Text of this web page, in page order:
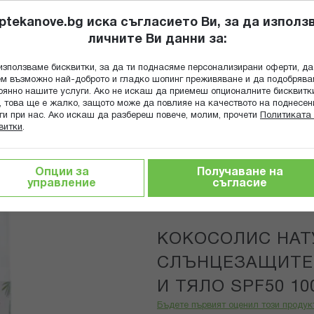
Търсене
ПОПИТАЙ
ГРИЖА ЗА МАЙКАТА И ДЕТЕТО ХРАНИТЕЛНИ ДОБАВКИ
НАТУРАЛЕН СЛЪНЦЕЗАЩИТЕН ЛОСИОН ЗА ЛИЦЕ И ТЯЛО
COCOSOLIS
КОКОСОЛИС
И ТЯЛО SPF50
Бъдете първият оценил този
иска съгласието Ви, за да
личните Ви данни за:
бисквитки, за да ти поднасяме персонализирани оферти, да
възможно най-доброто и гладко шопинг преживяване и да
нашите услуги. Ако не искаш да приемеш опционалните
това ще е жалко, защото може да повлияе на качеството на
при нас. Ако искаш да разбереш повече, молим, прочети
Политиката
.
Опции за
управление
Получаване на
съгласие